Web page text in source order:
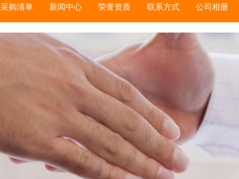
采购清单 新闻中心 荣誉资质 联系方式 公司相册